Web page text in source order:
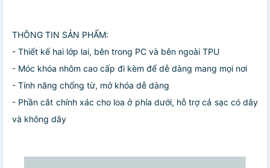
THÔNG TIN SẢN PHẨM:
- Thiết kế hai lớp lai, bên trong PC và bên ngoài TPU
- Móc khóa nhôm cao cấp đi kèm để dễ dàng mang mọi nơi
- Tính năng chống từ, mở khóa dễ dàng
- Phần cắt chính xác cho loa ở phía dưới, hỗ trợ cả sạc có dây
và không dây